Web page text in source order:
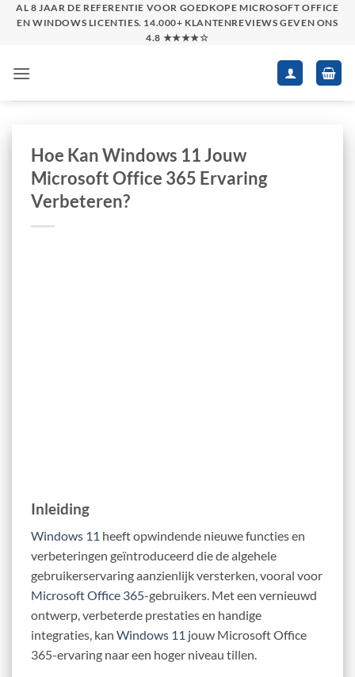
SkipAL 8 JAAR DE REFERENTIE VOOR GOEDKOPE MICROSOFT OFFICE
EN WINDOWS LICENTIES. 14.000+ KLANTENREVIEWS GEVEN ONS
4.8 ★★★★☆
Hoe Kan Windows 11 Jouw
Microsoft Office 365 Ervaring
Verbeteren?
Inleiding
Windows 11 heeft opwindende nieuwe functies en
verbeteringen geïntroduceerd die de algehele
gebruikerservaring aanzienlijk versterken, vooral voor
Microsoft Office 365-gebruikers. Met een vernieuwd
ontwerp, verbeterde prestaties en handige
integraties, kan Windows 11 jouw Microsoft Office
365-ervaring naar een hoger niveau tillen.